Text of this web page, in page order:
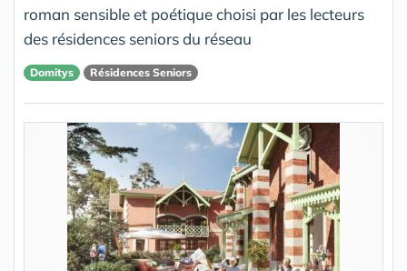
roman sensible et poétique choisi par les lecteurs
des résidences seniors du réseau
Domitys Résidences Seniors